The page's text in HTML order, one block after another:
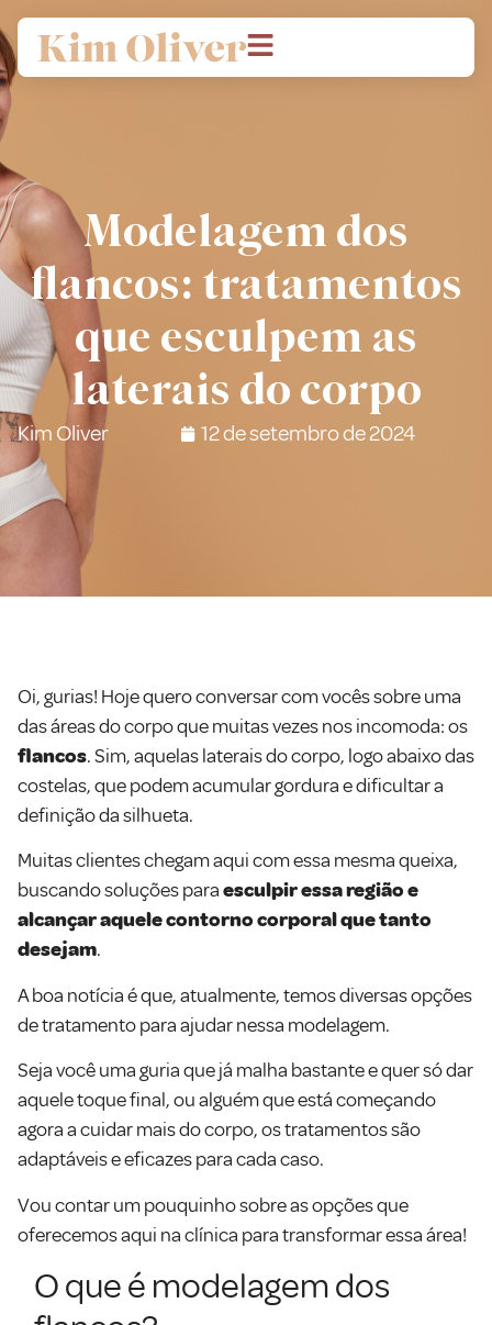
Modelagem dos
flancos: tratamentos
que esculpem as
laterais do corpo
Kim Oliver 12 de setembro de 2024
Oi, gurias! Hoje quero conversar com vocês sobre uma
das áreas do corpo que muitas vezes nos incomoda: os
flancos. Sim, aquelas laterais do corpo, logo abaixo das
costelas, que podem acumular gordura e dificultar a
definição da silhueta.
Muitas clientes chegam aqui com essa mesma queixa,
buscando soluções paraesculpir essa região e
alcançar aquele contorno corporal que tanto
desejam.
A boa notícia é que, atualmente, temos diversas opções
de tratamento para ajudar nessa modelagem.
Seja você uma guria que já malha bastante e quer só dar
aquele toque final, ou alguém que está começando
agora a cuidar mais do corpo, os tratamentos são
adaptáveis e eficazes para cada caso.
Vou contar um pouquinho sobre as opções que
oferecemos aqui na clínica para transformar essa área!
O que é modelagem dos